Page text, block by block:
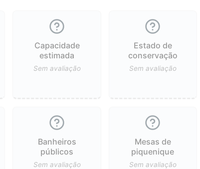
Capacidade
estimada
Sem avaliação
Estado de
conservação
Sem avaliação
Banheiros
públicos
Sem avaliação
Mesas de
piquenique
Sem avaliação